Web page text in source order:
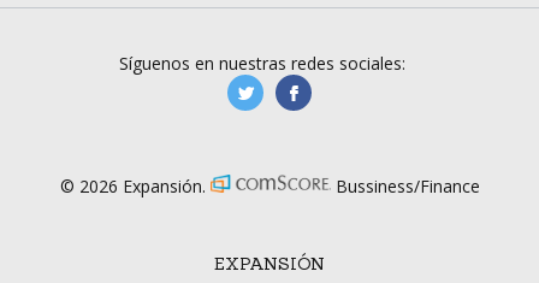
EXPANSIÓN
Síguenos en nuestras redes sociales:
manufacturaGE
© 2026 Expansión. Bussiness/Finance